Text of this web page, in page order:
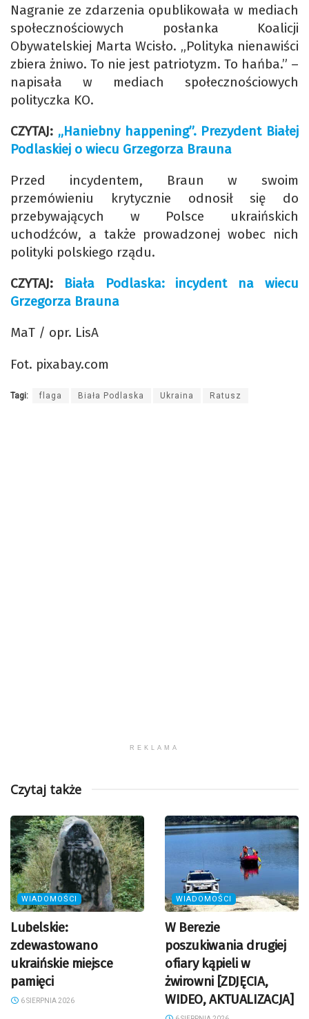
Nagranie ze zdarzenia opublikowała w mediach
społecznościowych posłanka Koalicji
Obywatelskiej Marta Wcisło. „Polityka nienawiści
zbiera żniwo. To nie jest patriotyzm. To hańba.” –
napisała w mediach społecznościowych
polityczka KO.
CZYTAJ: „Haniebny happening”. Prezydent Białej
Podlaskiej o wiecu Grzegorza Brauna
Przed incydentem, Braun w swoim
przemówieniu krytycznie odnosił się do
przebywających w Polsce ukraińskich
uchodźców, a także prowadzonej wobec nich
polityki polskiego rządu.
CZYTAJ: Biała Podlaska: incydent na wiecu
Grzegorza Brauna
MaT / opr. LisA
Fot. pixabay.com
Tagi: flaga Biała Podlaska Ukraina Ratusz
REKLAMA
Czytaj także
WIADOMOŚCI
Lubelskie:
zdewastowano
ukraińskie miejsce
pamięci
6 SIERPNIA 2026
WIADOMOŚCI
W Berezie
poszukiwania drugiej
ofiary kąpieli w
żwirowni [ZDJĘCIA,
WIDEO, AKTUALIZACJA]